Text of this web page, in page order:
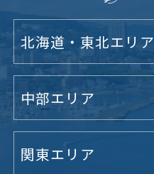
北海道・東北エリア
中部エリア
関東エリア